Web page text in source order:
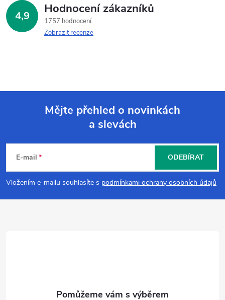
4,9 Hodnocení zákazníků
1757 hodnocení
Zobrazit recenze
p
a
Mějte přehled o novinkách
a slevách
E-mail
Vložením e-mailu souhlasíte s podmínkami ochrany osobních údajů
ODEBÍRAT